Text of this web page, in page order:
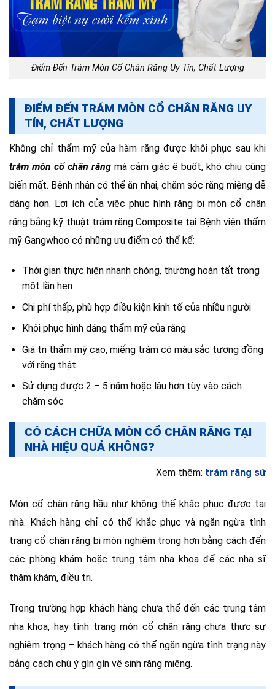
Điểm Đến Trám Mòn Cổ Chân Răng Uy Tín, Chất Lượng
ĐIỂM ĐẾN TRÁM MÒN CỔ CHÂN RĂNG UY
TÍN, CHẤT LƯỢNG
Không chỉ thẩm mỹ của hàm răng được khôi phục sau khi
trám mòn cổ chân răng mà cảm giác ê buốt, khó chịu cũng
biến mất. Bệnh nhân có thể ăn nhai, chăm sóc răng miệng dễ
dàng hơn. Lợi ích của việc phục hình răng bị mòn cổ chân
răng bằng kỹ thuật trám răng Composite tại Bệnh viện thẩm
mỹ Gangwhoo có những ưu điểm có thể kể:
Thời gian thực hiện nhanh chóng, thường hoàn tất trong
một lần hẹn
Chi phí thấp, phù hợp điều kiện kinh tế của nhiều người
Khôi phục hình dáng thẩm mỹ của răng
Giá trị thẩm mỹ cao, miếng trám có màu sắc tương đồng
với răng thật
Sử dụng được 2 – 5 năm hoặc lâu hơn tùy vào cách
chăm sóc
CÓ CÁCH CHỮA MÒN CỔ CHÂN RĂNG TẠI
NHÀ HIỆU QUẢ KHÔNG?
Xem thêm: trám răng sứ
Mòn cổ chân răng hầu như không thể khắc phục được tại
nhà. Khách hàng chỉ có thể khắc phục và ngăn ngừa tình
trạng cổ chân răng bị mòn nghiêm trọng hơn bằng cách đến
các phòng khám hoặc trung tâm nha khoa để các nha sĩ
thăm khám, điều trị.
Trong trường hợp khách hàng chưa thể đến các trung tâm
nha khoa, hay tình trạng mòn cổ chân răng chưa thực sự
nghiêm trọng – khách hàng có thể ngăn ngừa tình trạng này
bằng cách chú ý gìn gìn vệ sinh răng miệng.